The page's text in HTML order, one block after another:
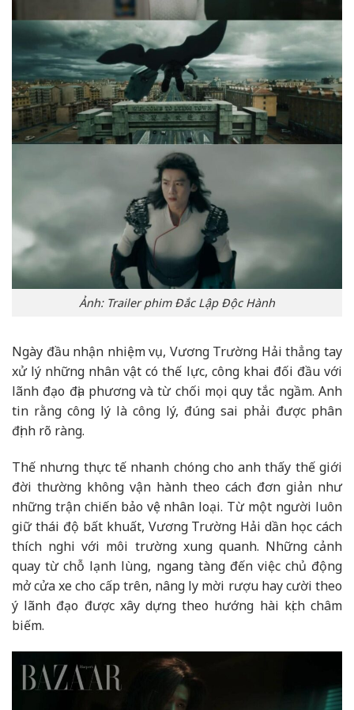
Ảnh: Trailer phim Đắc Lập Độc Hành
Ngày đầu nhận nhiệm vụ, Vương Trường Hải thẳng tay
xử lý những nhân vật có thế lực, công khai đối đầu với
lãnh đạo địa phương và từ chối mọi quy tắc ngầm. Anh
tin rằng công lý là công lý, đúng sai phải được phân
định rõ ràng.
Thế nhưng thực tế nhanh chóng cho anh thấy thế giới
đời thường không vận hành theo cách đơn giản như
những trận chiến bảo vệ nhân loại. Từ một người luôn
giữ thái độ bất khuất, Vương Trường Hải dần học cách
thích nghi với môi trường xung quanh. Những cảnh
quay từ chỗ lạnh lùng, ngang tàng đến việc chủ động
mở cửa xe cho cấp trên, nâng ly mời rượu hay cười theo
ý lãnh đạo được xây dựng theo hướng hài kịch châm
biếm.